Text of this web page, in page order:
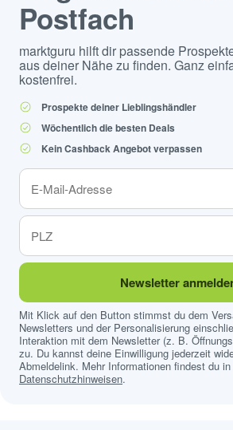
Postfach
marktguru hilft dir passende
aus deiner Nähe zu finden. Ganz
kostenfrei.
Prospekte deiner Lieblingshändler
Wöchentlich die besten Deals
Kein Cashback Angebot verpassen
Newsletter
Mit Klick auf den Button stimmst du dem
Newsletters und der Personalisierung
Interaktion mit dem Newsletter (z. B.
zu. Du kannst deine Einwilligung jederzeit
Abmeldelink. Mehr Informationen findest du
Datenschutzhinweisen.